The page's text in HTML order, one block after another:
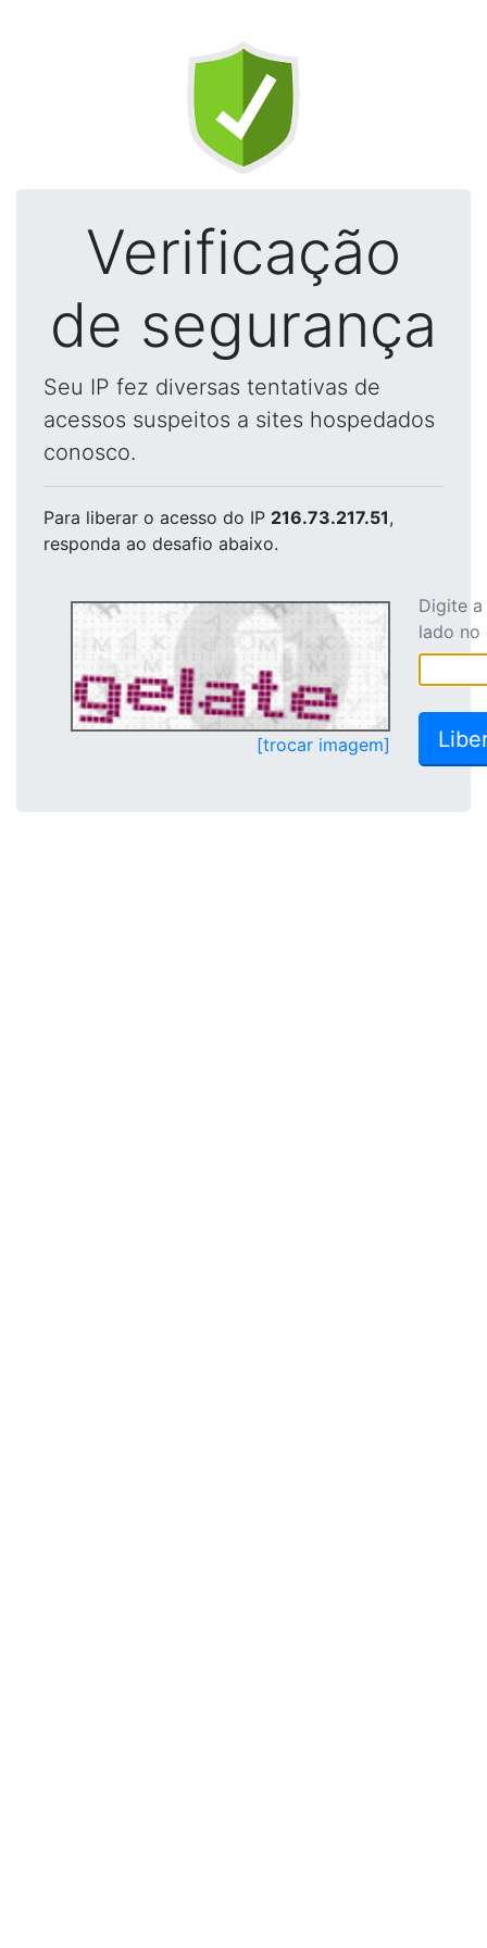
Verificação
de segurança
Seu IP fez diversas tentativas de
acessos suspeitos a sites hospedados
conosco.
Para liberar o acesso do IP 216.73.217.51,
responda ao desafio abaixo.
[trocar imagem]
Digite
lado no